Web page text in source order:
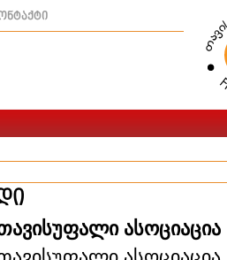
ასოციაცია